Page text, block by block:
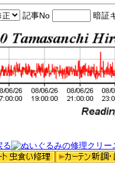
記事No 暗証